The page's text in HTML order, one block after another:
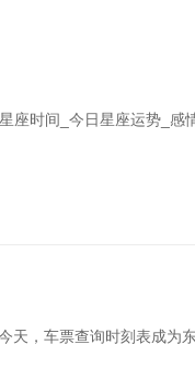
座时间_今日星座运势_
天，车票查询时刻表成